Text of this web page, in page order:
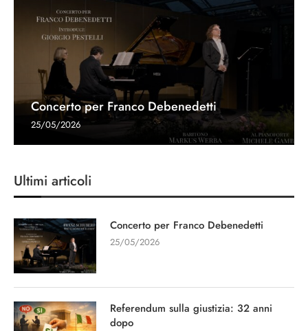
Concerto per Franco Debenedetti
25/05/2026
Ultimi articoli
Concerto per Franco Debenedetti
25/05/2026
Referendum sulla giustizia: 32 anni
dopo